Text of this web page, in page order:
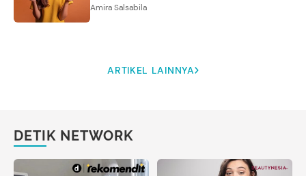
Amira Salsabila
ARTIKEL LAINNYA
DETIK NETWORK